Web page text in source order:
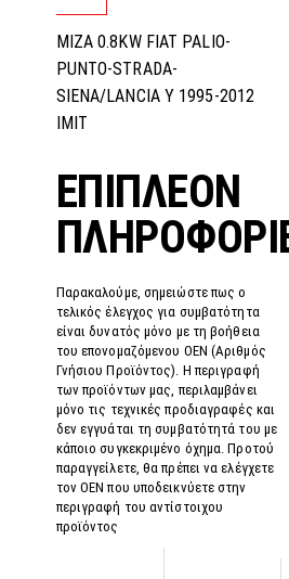
MIZA 0.8KW FIAT PALIO-
PUNTO-STRADA-
SIENA/LANCIA Y 1995-2012
IMIT
ΕΠΙΠΛΈΟΝ
Παρακαλούμε, σημειώστε πως ο
τελικός έλεγχος για συμβατότητα
είναι δυνατός μόνο με τη βοήθεια
του επονομαζόμενου OEN (Αριθμός
Γνήσιου Προϊόντος). Η περιγραφή
των προϊόντων μας, περιλαμβάνει
μόνο τις τεχνικές προδιαγραφές και
δεν εγγυάται τη συμβατότητά του με
κάποιο συγκεκριμένο όχημα. Προτού
παραγγείλετε, θα πρέπει να ελέγχετε
τον OEN που υποδεικνύετε στην
περιγραφή του αντίστοιχου
προϊόντος